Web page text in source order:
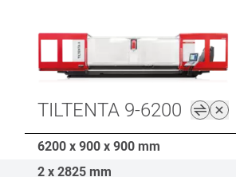
TILTENTA 9-6200
6200 x 900 x 900 mm
2 x 2825 mm